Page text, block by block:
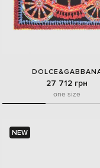
27 712 грн
one size
NEW